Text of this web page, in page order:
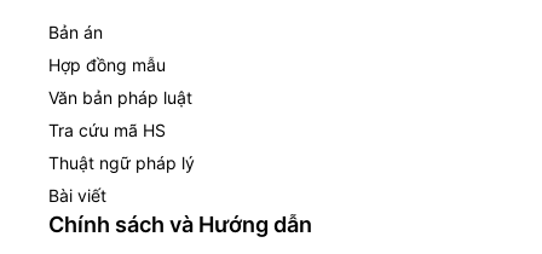
Bản án
Hợp đồng mẫu
Văn bản pháp luật
Tra cứu mã HS
Thuật ngữ pháp lý
Bài viết
Chính sách và Hướng dẫn